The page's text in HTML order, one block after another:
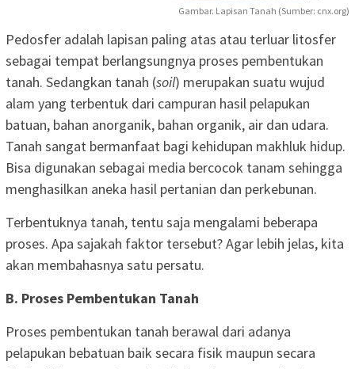
Gambar. Lapisan Tanah (Sumber: cnx.org)
Pedosfer adalah lapisan paling atas atau terluar litosfer
sebagai tempat berlangsungnya proses pembentukan
tanah. Sedangkan tanah (soil) merupakan suatu wujud
alam yang terbentuk dari campuran hasil pelapukan
batuan, bahan anorganik, bahan organik, air dan udara.
Tanah sangat bermanfaat bagi kehidupan makhluk hidup.
Bisa digunakan sebagai media bercocok tanam sehingga
menghasilkan aneka hasil pertanian dan perkebunan.
Terbentuknya tanah, tentu saja mengalami beberapa
proses. Apa sajakah faktor tersebut? Agar lebih jelas, kita
akan membahasnya satu persatu.
B. Proses Pembentukan Tanah
Proses pembentukan tanah berawal dari adanya
pelapukan bebatuan baik secara fisik maupun secara